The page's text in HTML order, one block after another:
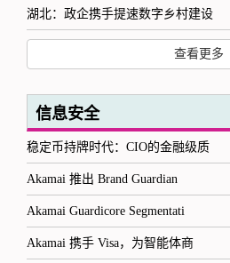
湖北：政企携手提速数字乡村建设
查看更多
信息安全
稳定币持牌时代：CIO的金融级质
Akamai 推出 Brand Guardian
Akamai Guardicore Segmentati
Akamai 携手 Visa，为智能体商